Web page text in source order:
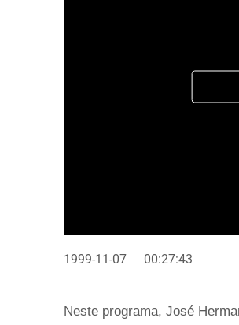
1999-11-07 00:27:43
Neste programa, José